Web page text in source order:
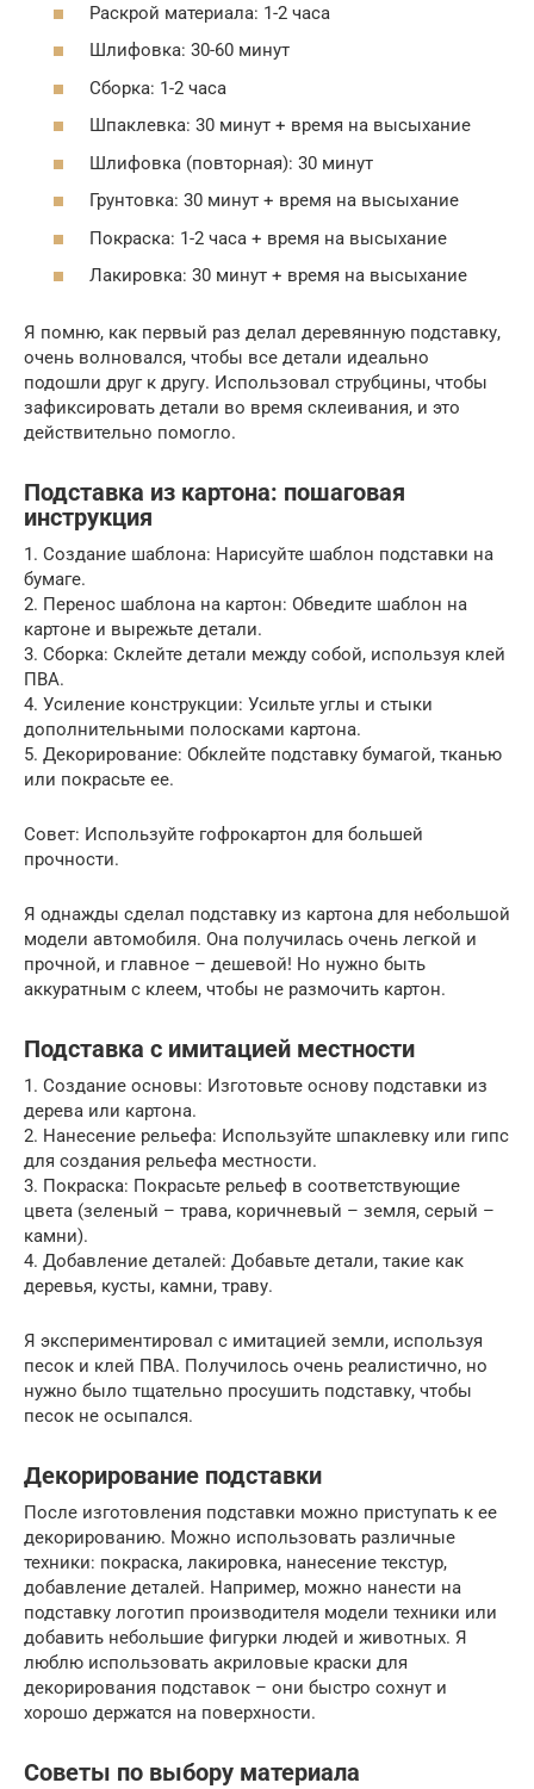
Раскрой материала: 1-2 часа
Шлифовка: 30-60 минут
Сборка: 1-2 часа
Шпаклевка: 30 минут + время на высыхание
Шлифовка (повторная): 30 минут
Грунтовка: 30 минут + время на высыхание
Покраска: 1-2 часа + время на высыхание
Лакировка: 30 минут + время на высыхание
Я помню, как первый раз делал деревянную подставку,
очень волновался, чтобы все детали идеально
подошли друг к другу. Использовал струбцины, чтобы
зафиксировать детали во время склеивания, и это
действительно помогло.
Подставка из картона: пошаговая
инструкция
1. Создание шаблона: Нарисуйте шаблон подставки на
бумаге.
2. Перенос шаблона на картон: Обведите шаблон на
картоне и вырежьте детали.
3. Сборка: Склейте детали между собой, используя клей
ПВА.
4. Усиление конструкции: Усильте углы и стыки
дополнительными полосками картона.
5. Декорирование: Обклейте подставку бумагой, тканью
или покрасьте ее.
Совет: Используйте гофрокартон для большей
прочности.
Я однажды сделал подставку из картона для небольшой
модели автомобиля. Она получилась очень легкой и
прочной, и главное – дешевой! Но нужно быть
аккуратным с клеем, чтобы не размочить картон.
Подставка с имитацией местности
1. Создание основы: Изготовьте основу подставки из
дерева или картона.
2. Нанесение рельефа: Используйте шпаклевку или гипс
для создания рельефа местности.
3. Покраска: Покрасьте рельеф в соответствующие
цвета (зеленый – трава, коричневый – земля, серый –
камни).
4. Добавление деталей: Добавьте детали, такие как
деревья, кусты, камни, траву.
Я экспериментировал с имитацией земли, используя
песок и клей ПВА. Получилось очень реалистично, но
нужно было тщательно просушить подставку, чтобы
песок не осыпался.
Декорирование подставки
После изготовления подставки можно приступать к ее
декорированию. Можно использовать различные
техники: покраска, лакировка, нанесение текстур,
добавление деталей. Например, можно нанести на
подставку логотип производителя модели техники или
добавить небольшие фигурки людей и животных. Я
люблю использовать акриловые краски для
декорирования подставок – они быстро сохнут и
хорошо держатся на поверхности.
Советы по выбору материала